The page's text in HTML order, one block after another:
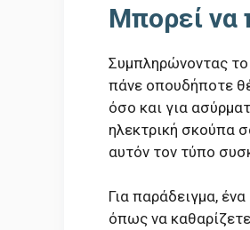
Μπορεί να
Συμπληρώνοντας το
πάνε οπουδήποτε
όσο και για
ηλεκτρική σκούπα
αυτόν τον τύπο
Για παράδειγμα,
όπως να